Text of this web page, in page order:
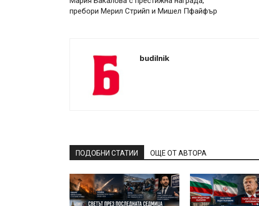
пребори Мерил Стрийп и Мишел Пфайфър
budilnik
ПОДОБНИ СТАТИИ ОЩЕ ОТ АВТОРА